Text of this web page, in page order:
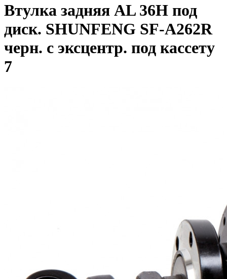
Втулка задняя AL 36H под
диск. SHUNFENG SF-A262R
черн. с эксцентр. под кассету
7